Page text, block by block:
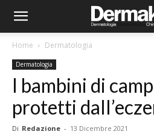
Home Dermatologia
Dermatologia
I bambini di
protetti
Di Redazione - 13 Dicembre 2021